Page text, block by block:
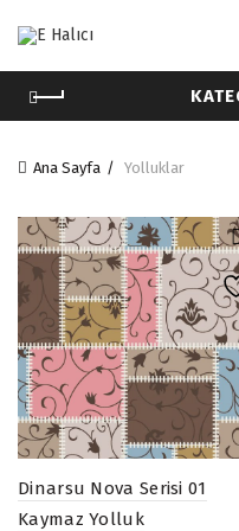
Ana Sayfa Yolluklar
Dinarsu Nova Serisi 01
Kaymaz Yolluk